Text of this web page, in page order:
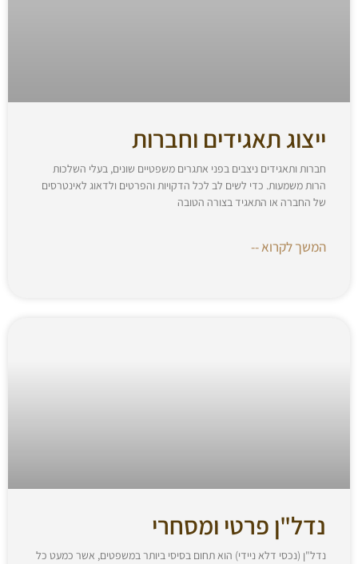
ייצוג תאגידים וחברות
חברות ותאגידים ניצבים בפני אתגרים משפטיים שונים, בעלי השלכות
הרות משמעות. כדי לשים לב לכל הדקויות והפרטים ולדאוג לאינטרסים
של החברה או התאגיד בצורה הטובה
המשך לקרוא --
נדל"ן פרטי ומסחרי
נדל"ן (נכסי דלא ניידי) הוא תחום בסיסי ביותר במשפטים, אשר כמעט כל